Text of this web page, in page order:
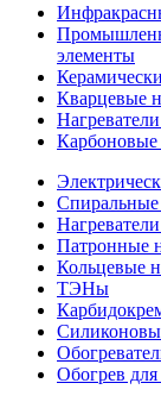
элементы
Кварцевые
Карбоновые
Спиральные
Патронные
Кольцевые
ТЭНы
Обогрев